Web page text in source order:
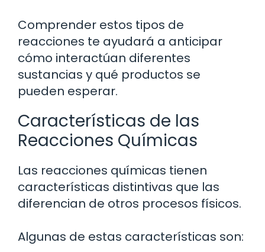
Comprender estos tipos de
reacciones te ayudará a anticipar
cómo interactúan diferentes
sustancias y qué productos se
pueden esperar.
Características de las
Reacciones Químicas
Las reacciones químicas tienen
características distintivas que las
diferencian de otros procesos físicos.
Algunas de estas características son: